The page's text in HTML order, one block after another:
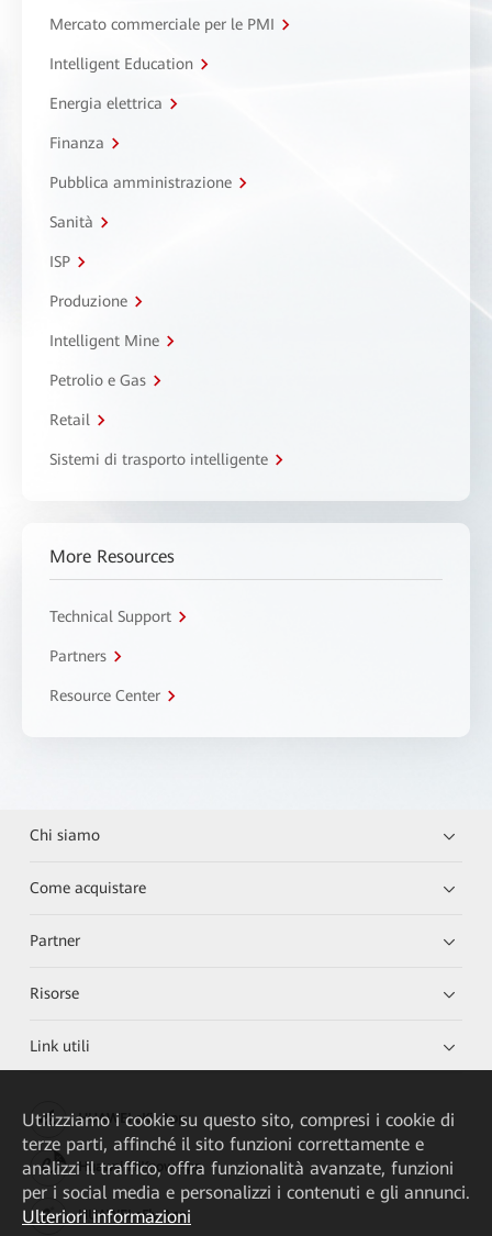
Mercato commerciale per le PMI
Intelligent Education
Energia elettrica
Finanza
Pubblica amministrazione
Sanità
ISP
Produzione
Intelligent Mine
Petrolio e Gas
Retail
Sistemi di trasporto intelligente
More Resources
Technical Support
Partners
Resource Center
Chi siamo
Come acquistare
Partner
Risorse
Link utili
HUAWEI eKit App
Huawei HiKnow App
HUAWEI eFly App
Utilizziamo i cookie su questo sito, compresi i cookie di
terze parti, affinché il sito funzioni correttamente e
analizzi il traffico, offra funzionalità avanzate, funzioni
per i social media e personalizzi i contenuti e gli annunci.
Ulteriori informazioni